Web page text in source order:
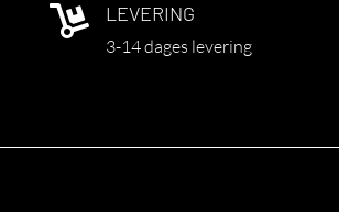
 LEVERING
3-14 dages levering